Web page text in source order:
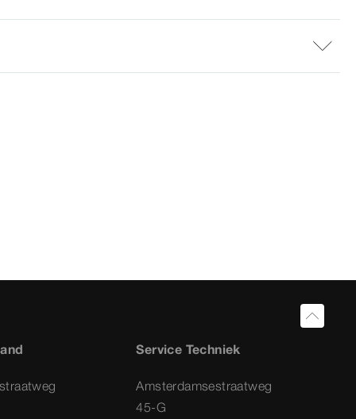
Service Techniek
Amsterdamsestraatweg
45-G